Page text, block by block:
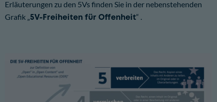
Erläuterungen zu den 5Vs finden Sie in der nebenstehenden
Grafik „5V-Freiheiten für Offenheit“ .